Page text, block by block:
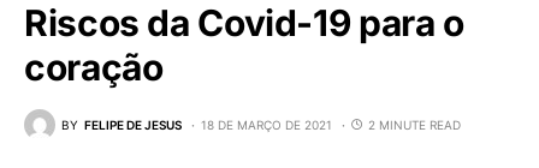
Riscos da Covid-19 para o
coração
BY FELIPE DE JESUS 18 DE MARÇO DE 2021 2 MINUTE READ